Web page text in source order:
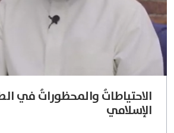
الاحتياطاتُ والمحظوراتُ في
الإسلامي